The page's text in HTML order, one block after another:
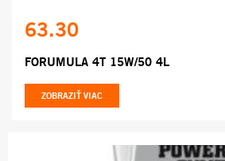
63.30
FORUMULA 4T 15W/50 4L
ZOBRAZIŤ VIAC